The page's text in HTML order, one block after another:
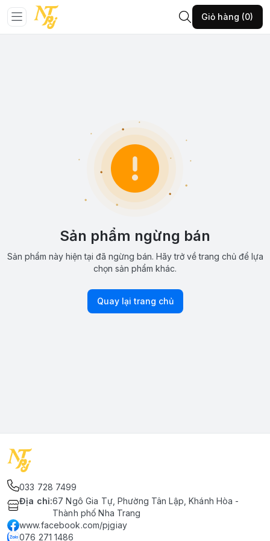
Giỏ hàng (0)
Sản phẩm ngừng bán
Sản phẩm này hiện tại đã ngừng bán. Hãy trở về trang chủ để lựa
chọn sản phẩm khác.
Quay lại trang chủ
033 728 7499
Địa chỉ:67 Ngô Gia Tự, Phường Tân Lập, Khánh Hòa -
Thành phố Nha Trang
www.facebook.com/pjgiay
076 271 1486